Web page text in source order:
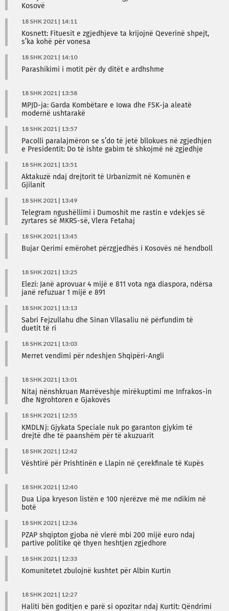
Kosovë
18 SHK 2021 | 14:11
Kosnett: Fituesit e zgjedhjeve ta krijojnë Qeverinë shpejt,
s’ka kohë për vonesa
18 SHK 2021 | 14:10
Parashikimi i motit për dy ditët e ardhshme
18 SHK 2021 | 13:58
MPJD-ja: Garda Kombëtare e Iowa dhe FSK-ja aleatë
modernë ushtarakë
18 SHK 2021 | 13:57
Pacolli paralajmëron se s’do të jetë bllokues në zgjedhjen
e Presidentit: Do të ishte gabim të shkojmë në zgjedhje
18 SHK 2021 | 13:51
Aktakuzë ndaj drejtorit të Urbanizmit në Komunën e
Gjilanit
18 SHK 2021 | 13:49
Telegram ngushëllimi i Dumoshit me rastin e vdekjes së
zyrtares së MKRS-së, Vlera Fetahaj
18 SHK 2021 | 13:45
Bujar Qerimi emërohet përzgjedhës i Kosovës në hendboll
18 SHK 2021 | 13:25
Elezi: Janë aprovuar 4 mijë e 811 vota nga diaspora, ndërsa
janë refuzuar 1 mijë e 891
18 SHK 2021 | 13:13
Sabri Fejzullahu dhe Sinan Vllasaliu në përfundim të
duetit të ri
18 SHK 2021 | 13:03
Merret vendimi për ndeshjen Shqipëri-Angli
18 SHK 2021 | 13:01
Nitaj nënshkruan Marrëveshje mirëkuptimi me Infrakos-in
dhe Ngrohtoren e Gjakovës
18 SHK 2021 | 12:55
KMDLNj: Gjykata Speciale nuk po garanton gjykim të
drejtë dhe të paanshëm për të akuzuarit
18 SHK 2021 | 12:42
Vështirë për Prishtinën e Llapin në çerekfinale të Kupës
18 SHK 2021 | 12:40
Dua Lipa kryeson listën e 100 njerëzve më me ndikim në
botë
18 SHK 2021 | 12:36
PZAP shqipton gjoba në vlerë mbi 200 mijë euro ndaj
partive politike që thyen heshtjen zgjedhore
18 SHK 2021 | 12:33
Komunitetet zbulojnë kushtet për Albin Kurtin
18 SHK 2021 | 12:27
Haliti bën goditjen e parë si opozitar ndaj Kurtit: Qëndrimi